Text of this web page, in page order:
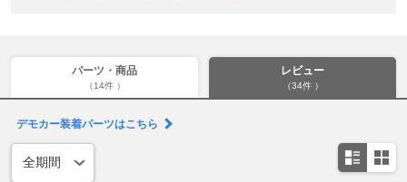
パーツ・商品
（14件 ）
レビュー
（34件 ）
デモカー装着パーツはこちら